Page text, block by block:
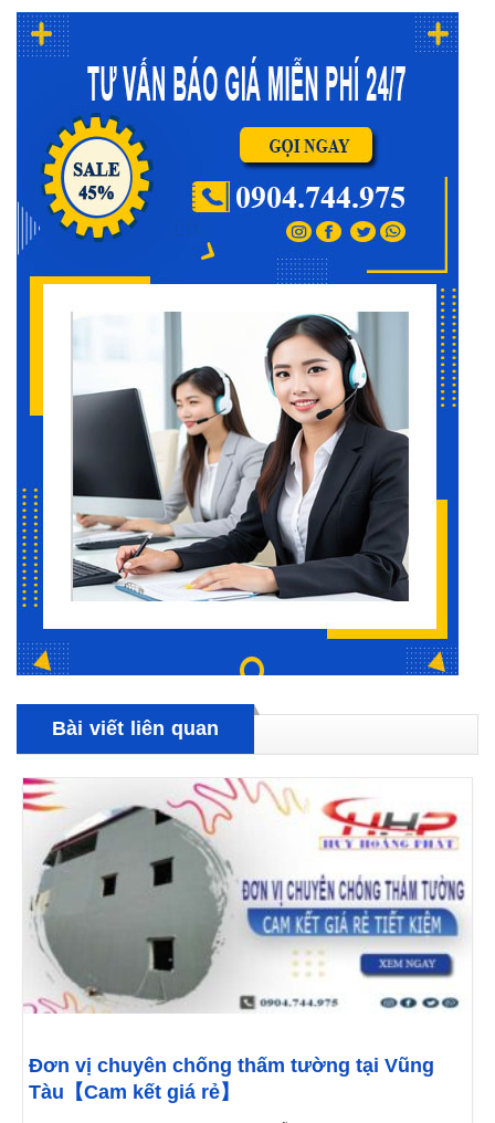
Bài viết liên quan
Đơn vị chuyên chống thấm tường tại Vũng
Tàu【Cam kết giá rẻ】